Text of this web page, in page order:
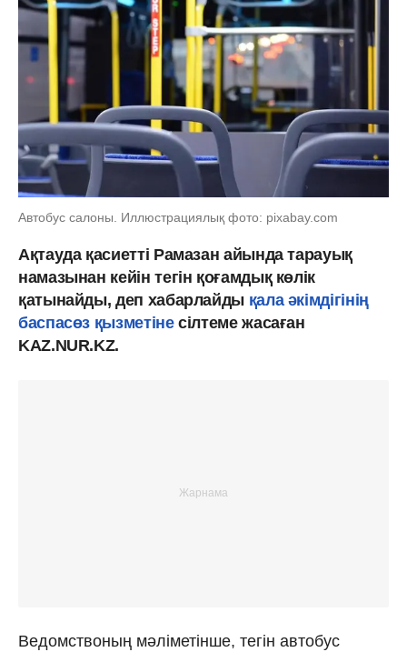
Автобус салоны. Иллюстрациялық фото: pixabay.com
Ақтауда қасиетті Рамазан айында тарауық
намазынан кейін тегін қоғамдық көлік
қатынайды, деп хабарлайды қала әкімдігінің
баспасөз қызметінесілтеме жасаған
KAZ.NUR.KZ.
Ведомствоның мәліметінше, тегін автобус